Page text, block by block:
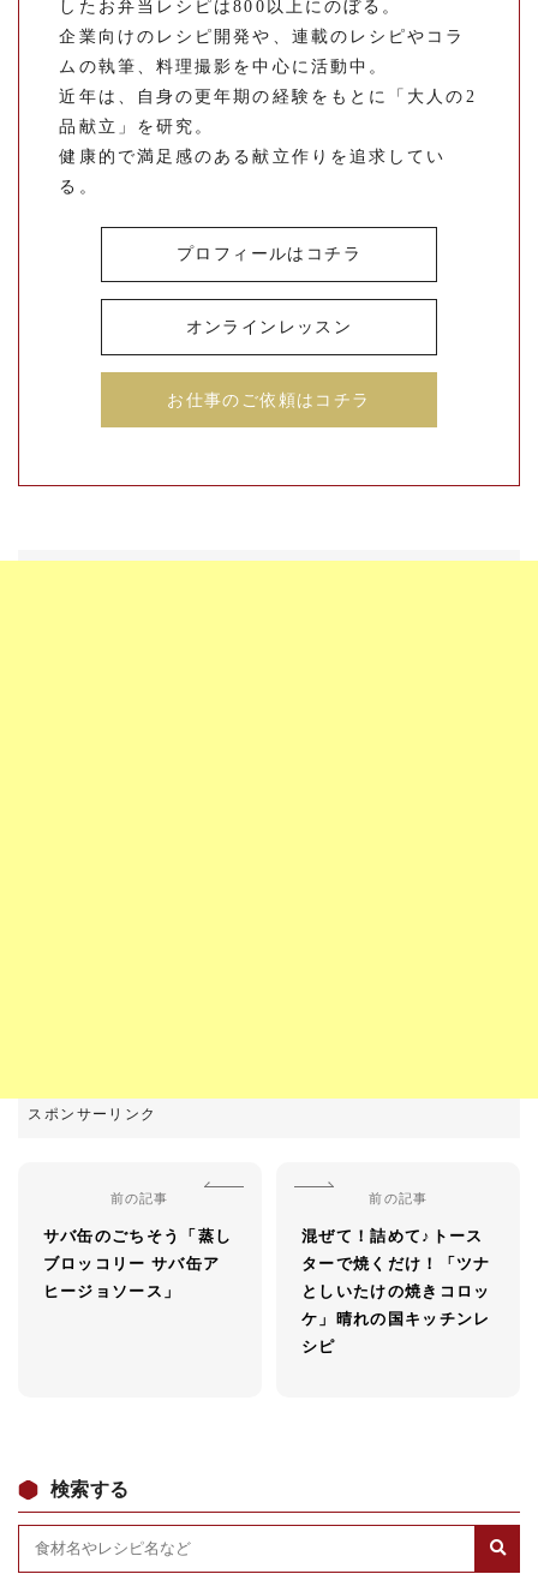
したお弁当レシピは800以上にのぼる。
企業向けのレシピ開発や、連載のレシピやコラ
ムの執筆、料理撮影を中心に活動中。
近年は、自身の更年期の経験をもとに「大人の2
品献立」を研究。
健康的で満足感のある献立作りを追求してい
る。
プロフィールはコチラ
オンラインレッスン
お仕事のご依頼はコチラ
前の記事
サバ缶のごちそう「蒸し
ブロッコリー サバ缶ア
ヒージョソース」
前の記事
混ぜて！詰めて♪トース
ターで焼くだけ！「ツナ
としいたけの焼きコロッ
ケ」晴れの国キッチンレ
シピ
検索する